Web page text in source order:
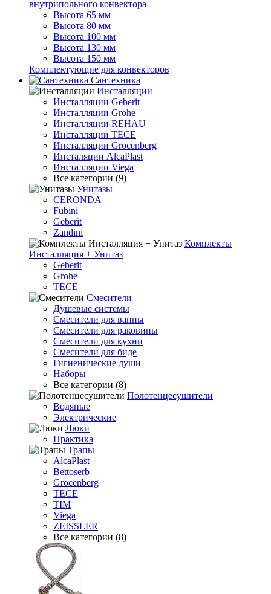
внутрипольного конвектора
Высота 65 мм
Высота 80 мм
Высота 100 мм
Высота 130 мм
Высота 150 мм
Комплектующие для конвекторов
Сантехника
Инсталляции
Инсталляции Geberit
Инсталляции Grohe
Инсталляции REHAU
Инсталляции TECE
Инсталляции Grocenberg
Инсталяции AlcaPlast
Инсталляции Viega
Все категории (9)
Унитазы
CERONDA
Fubini
Geberit
Zandini
Комплекты
Инсталляция + Унитаз
Geberit
Grohe
TECE
Смесители
Душевые системы
Смесители для ванны
Смесители для раковины
Смесители для кухни
Смесители для биде
Гигиенические души
Наборы
Все категории (8)
Полотенцесушители
Водяные
Электрические
Люки
Практика
Трапы
AlcaPlast
Bettoserb
Grocenberg
TECE
TIM
Viega
ZEISSLER
Все категории (8)